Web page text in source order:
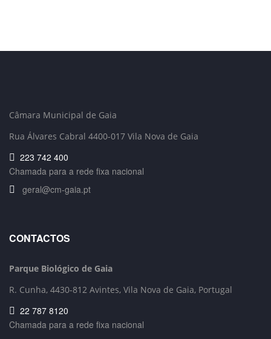
Câmara Municipal de Gaia
Rua Álvares Cabral 4400-017 Vila Nova de Gaia
223 742 400
Chamada para a rede fixa nacional
geral@cm-gaia.pt
CONTACTOS
Parque Biológico de Gaia
R. Cunha, 4430-812 Avintes, Vila Nova de Gaia, Portugal
22 787 8120
Chamada para a rede fixa nacional